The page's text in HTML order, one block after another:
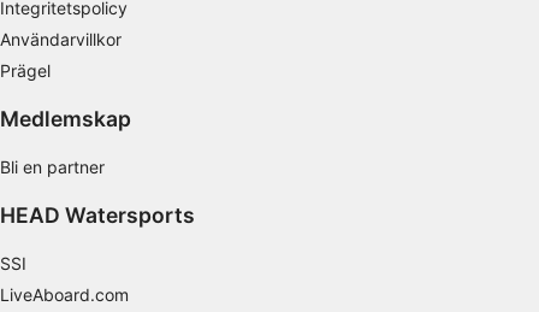
Integritetspolicy
Användarvillkor
Prägel
Medlemskap
Bli en partner
HEAD Watersports
SSI
LiveAboard.com
Identifiera enheter baserat på information
som aktivt begärs
Behandlingsändamål som inte rör IAB:
Reklam / marknadsföring